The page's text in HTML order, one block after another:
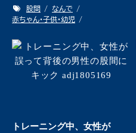
股間
なんで
赤ちゃん・子供・幼児
トレーニング中、女性が